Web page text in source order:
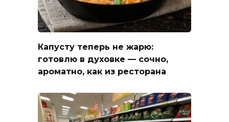
Капусту теперь не жарю:
готовлю в духовке — сочно,
ароматно, как из ресторана